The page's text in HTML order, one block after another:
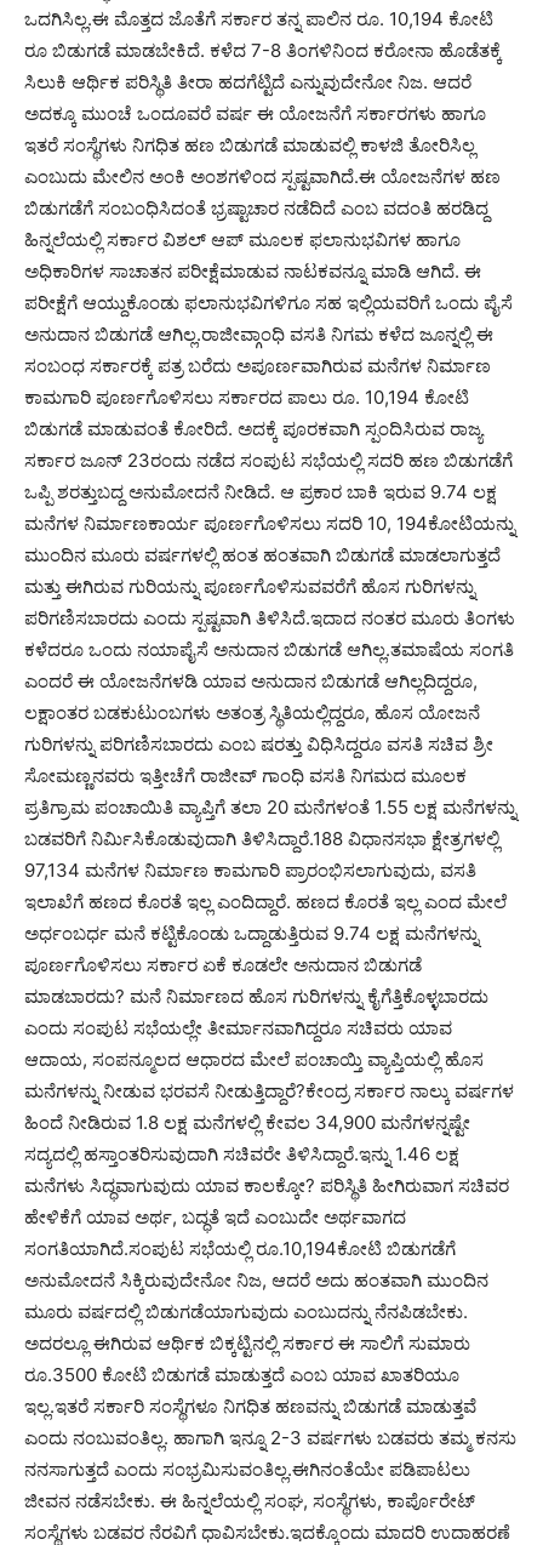
ಒದಗಿಸಿಲ್ಲ.ಈ ಮೊತ್ತದ ಜೊತೆಗೆ ಸರ್ಕಾರ ತನ್ನ ಪಾಲಿನ ರೂ. 10,194 ಕೋಟಿ
ರೂ ಬಿಡುಗಡೆ ಮಾಡಬೇಕಿದೆ. ಕಳೆದ 7-8 ತಿಂಗಳಿನಿಂದ ಕರೋನಾ ಹೊಡೆತಕ್ಕೆ
ಸಿಲುಕಿ ಆರ್ಥಿಕ ಪರಿಸ್ಥಿತಿ ತೀರಾ ಹದಗೆಟ್ಟಿದೆ ಎನ್ನುವುದೇನೋ ನಿಜ. ಆದರೆ
ಅದಕ್ಕೂ ಮುಂಚೆ ಒಂದೂವರೆ ವರ್ಷ ಈ ಯೋಜನೆಗೆ ಸರ್ಕಾರಗಳು ಹಾಗೂ
ಇತರೆ ಸಂಸ್ಥೆಗಳು ನಿಗಧಿತ ಹಣ ಬಿಡುಗಡೆ ಮಾಡುವಲ್ಲಿ ಕಾಳಜಿ ತೋರಿಸಿಲ್ಲ
ಎಂಬುದು ಮೇಲಿನ ಅಂಕಿ ಅಂಶಗಳಿಂದ ಸ್ಪಷ್ಟವಾಗಿದೆ.ಈ ಯೋಜನೆಗಳ ಹಣ
ಬಿಡುಗಡೆಗೆ ಸಂಬಂಧಿಸಿದಂತೆ ಭ್ರಷ್ಟಾಚಾರ ನಡೆದಿದೆ ಎಂಬ ವದಂತಿ ಹರಡಿದ್ದ
ಹಿನ್ನಲೆಯಲ್ಲಿ ಸರ್ಕಾರ ವಿಶಲ್ ಆಪ್ ಮೂಲಕ ಫಲಾನುಭವಿಗಳ ಹಾಗೂ
ಅಧಿಕಾರಿಗಳ ಸಾಚಾತನ ಪರೀಕ್ಷೆಮಾಡುವ ನಾಟಕವನ್ನೂ ಮಾಡಿ ಆಗಿದೆ. ಈ
ಪರೀಕ್ಷೆಗೆ ಆಯ್ದುಕೊಂಡು ಫಲಾನುಭವಿಗಳಿಗೂ ಸಹ ಇಲ್ಲಿಯವರಿಗೆ ಒಂದು ಪೈಸೆ
ಅನುದಾನ ಬಿಡುಗಡೆ ಆಗಿಲ್ಲ.ರಾಜೀವ್ಗಾಂಧಿ ವಸತಿ ನಿಗಮ ಕಳೆದ ಜೂನ್ನಲ್ಲಿ ಈ
ಸಂಬಂಧ ಸರ್ಕಾರಕ್ಕೆ ಪತ್ರ ಬರೆದು ಅಪೂರ್ಣವಾಗಿರುವ ಮನೆಗಳ ನಿರ್ಮಾಣ
ಕಾಮಗಾರಿ ಪೂರ್ಣಗೊಳಿಸಲು ಸರ್ಕಾರದ ಪಾಲು ರೂ. 10,194 ಕೋಟಿ
ಬಿಡುಗಡೆ ಮಾಡುವಂತೆ ಕೋರಿದೆ. ಅದಕ್ಕೆ ಪೂರಕವಾಗಿ ಸ್ಪಂದಿಸಿರುವ ರಾಜ್ಯ
ಸರ್ಕಾರ ಜೂನ್ 23ರಂದು ನಡೆದ ಸಂಪುಟ ಸಭೆಯಲ್ಲಿ ಸದರಿ ಹಣ ಬಿಡುಗಡೆಗೆ
ಒಪ್ಪಿ ಶರತ್ತುಬದ್ದ ಅನುಮೋದನೆ ನೀಡಿದೆ. ಆ ಪ್ರಕಾರ ಬಾಕಿ ಇರುವ 9.74 ಲಕ್ಷ
ಮನೆಗಳ ನಿರ್ಮಾಣಕಾರ್ಯ ಪೂರ್ಣಗೊಳಿಸಲು ಸದರಿ 10, 194ಕೋಟಿಯನ್ನು
ಮುಂದಿನ ಮೂರು ವರ್ಷಗಳಲ್ಲಿ ಹಂತ ಹಂತವಾಗಿ ಬಿಡುಗಡೆ ಮಾಡಲಾಗುತ್ತದೆ
ಮತ್ತು ಈಗಿರುವ ಗುರಿಯನ್ನು ಪೂರ್ಣಗೊಳಿಸುವವರೆಗೆ ಹೊಸ ಗುರಿಗಳನ್ನು
ಪರಿಗಣಿಸಬಾರದು ಎಂದು ಸ್ಪಷ್ಟವಾಗಿ ತಿಳಿಸಿದೆ.ಇದಾದ ನಂತರ ಮೂರು ತಿಂಗಳು
ಕಳೆದರೂ ಒಂದು ನಯಾಪೈಸೆ ಅನುದಾನ ಬಿಡುಗಡೆ ಆಗಿಲ್ಲ.ತಮಾಷೆಯ ಸಂಗತಿ
ಎಂದರೆ ಈ ಯೋಜನೆಗಳಡಿ ಯಾವ ಅನುದಾನ ಬಿಡುಗಡೆ ಆಗಿಲ್ಲದಿದ್ದರೂ,
ಲಕ್ಷಾಂತರ ಬಡಕುಟುಂಬಗಳು ಅತಂತ್ರ ಸ್ಥಿತಿಯಲ್ಲಿದ್ದರೂ, ಹೊಸ ಯೋಜನೆ
ಗುರಿಗಳನ್ನು ಪರಿಗಣಿಸಬಾರದು ಎಂಬ ಷರತ್ತು ವಿಧಿಸಿದ್ದರೂ ವಸತಿ ಸಚಿವ ಶ್ರೀ
ಸೋಮಣ್ಣನವರು ಇತ್ತೀಚೆಗೆ ರಾಜೀವ್ ಗಾಂಧಿ ವಸತಿ ನಿಗಮದ ಮೂಲಕ
ಪ್ರತಿಗ್ರಾಮ ಪಂಚಾಯಿತಿ ವ್ಯಾಪ್ತಿಗೆ ತಲಾ 20 ಮನೆಗಳಂತೆ 1.55 ಲಕ್ಷ ಮನೆಗಳನ್ನು
ಬಡವರಿಗೆ ನಿರ್ಮಿಸಿಕೊಡುವುದಾಗಿ ತಿಳಿಸಿದ್ದಾರೆ.188 ವಿಧಾನಸಭಾ ಕ್ಷೇತ್ರಗಳಲ್ಲಿ
97,134 ಮನೆಗಳ ನಿರ್ಮಾಣ ಕಾಮಗಾರಿ ಪ್ರಾರಂಭಿಸಲಾಗುವುದು, ವಸತಿ
ಇಲಾಖೆಗೆ ಹಣದ ಕೊರತೆ ಇಲ್ಲ ಎಂದಿದ್ದಾರೆ. ಹಣದ ಕೊರತೆ ಇಲ್ಲ ಎಂದ ಮೇಲೆ
ಅರ್ಧಂಬರ್ಧ ಮನೆ ಕಟ್ಟಿಕೊಂಡು ಒದ್ದಾಡುತ್ತಿರುವ 9.74 ಲಕ್ಷ ಮನೆಗಳನ್ನು
ಪೂರ್ಣಗೊಳಿಸಲು ಸರ್ಕಾರ ಏಕೆ ಕೂಡಲೇ ಅನುದಾನ ಬಿಡುಗಡೆ
ಮಾಡಬಾರದು? ಮನೆ ನಿರ್ಮಾಣದ ಹೊಸ ಗುರಿಗಳನ್ನು ಕೈಗೆತ್ತಿಕೊಳ್ಳಬಾರದು
ಎಂದು ಸಂಪುಟ ಸಭೆಯಲ್ಲೇ ತೀರ್ಮಾನವಾಗಿದ್ದರೂ ಸಚಿವರು ಯಾವ
ಆದಾಯ, ಸಂಪನ್ಮೂಲದ ಆಧಾರದ ಮೇಲೆ ಪಂಚಾಯ್ತಿ ವ್ಯಾಪ್ತಿಯಲ್ಲಿ ಹೊಸ
ಮನೆಗಳನ್ನು ನೀಡುವ ಭರವಸೆ ನೀಡುತ್ತಿದ್ದಾರೆ?ಕೇಂದ್ರ ಸರ್ಕಾರ ನಾಲ್ಕು ವರ್ಷಗಳ
ಹಿಂದೆ ನೀಡಿರುವ 1.8 ಲಕ್ಷ ಮನೆಗಳಲ್ಲಿ ಕೇವಲ 34,900 ಮನೆಗಳನ್ನಷ್ಟೇ
ಸದ್ಯದಲ್ಲಿ ಹಸ್ತಾಂತರಿಸುವುದಾಗಿ ಸಚಿವರೇ ತಿಳಿಸಿದ್ದಾರೆ.ಇನ್ನು 1.46 ಲಕ್ಷ
ಮನೆಗಳು ಸಿದ್ಧವಾಗುವುದು ಯಾವ ಕಾಲಕ್ಕೋ? ಪರಿಸ್ಥಿತಿ ಹೀಗಿರುವಾಗ ಸಚಿವರ
ಹೇಳಿಕೆಗೆ ಯಾವ ಅರ್ಥ, ಬದ್ಧತೆ ಇದೆ ಎಂಬುದೇ ಅರ್ಥವಾಗದ
ಸಂಗತಿಯಾಗಿದೆ.ಸಂಪುಟ ಸಭೆಯಲ್ಲಿ ರೂ.10,194ಕೋಟಿ ಬಿಡುಗಡೆಗೆ
ಅನುಮೋದನೆ ಸಿಕ್ಕಿರುವುದೇನೋ ನಿಜ, ಆದರೆ ಅದು ಹಂತವಾಗಿ ಮುಂದಿನ
ಮೂರು ವರ್ಷದಲ್ಲಿ ಬಿಡುಗಡೆಯಾಗುವುದು ಎಂಬುದನ್ನು ನೆನಪಿಡಬೇಕು.
ಅದರಲ್ಲೂ ಈಗಿರುವ ಆರ್ಥಿಕ ಬಿಕ್ಕಟ್ಟಿನಲ್ಲಿ ಸರ್ಕಾರ ಈ ಸಾಲಿಗೆ ಸುಮಾರು
ರೂ.3500 ಕೋಟಿ ಬಿಡುಗಡೆ ಮಾಡುತ್ತದೆ ಎಂಬ ಯಾವ ಖಾತರಿಯೂ
ಇಲ್ಲ.ಇತರೆ ಸರ್ಕಾರಿ ಸಂಸ್ಥೆಗಳೂ ನಿಗಧಿತ ಹಣವನ್ನು ಬಿಡುಗಡೆ ಮಾಡುತ್ತವೆ
ಎಂದು ನಂಬುವಂತಿಲ್ಲ. ಹಾಗಾಗಿ ಇನ್ನೂ 2-3 ವರ್ಷಗಳು ಬಡವರು ತಮ್ಮ ಕನಸು
ನನಸಾಗುತ್ತದೆ ಎಂದು ಸಂಭ್ರಮಿಸುವಂತಿಲ್ಲ.ಈಗಿನಂತೆಯೇ ಪಡಿಪಾಟಲು
ಜೀವನ ನಡೆಸಬೇಕು. ಈ ಹಿನ್ನಲೆಯಲ್ಲಿ ಸಂಘ, ಸಂಸ್ಥೆಗಳು, ಕಾರ್ಪೊರೇಟ್
ಸಂಸ್ಥೆಗಳು ಬಡವರ ನೆರವಿಗೆ ಧಾವಿಸಬೇಕು.ಇದಕ್ಕೊಂದು ಮಾದರಿ ಉದಾಹರಣೆ